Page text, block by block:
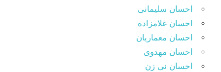
احسان سلیمانی
احسان غلامزاده
احسان معماریان
احسان مهدوی
احسان نی زن